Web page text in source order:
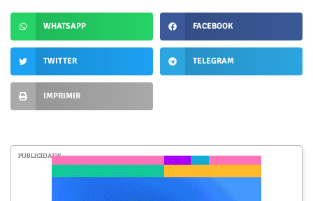
WHATSAPP FACEBOOK
TWITTER TELEGRAM
IMPRIMIR
PUBLICIDADE